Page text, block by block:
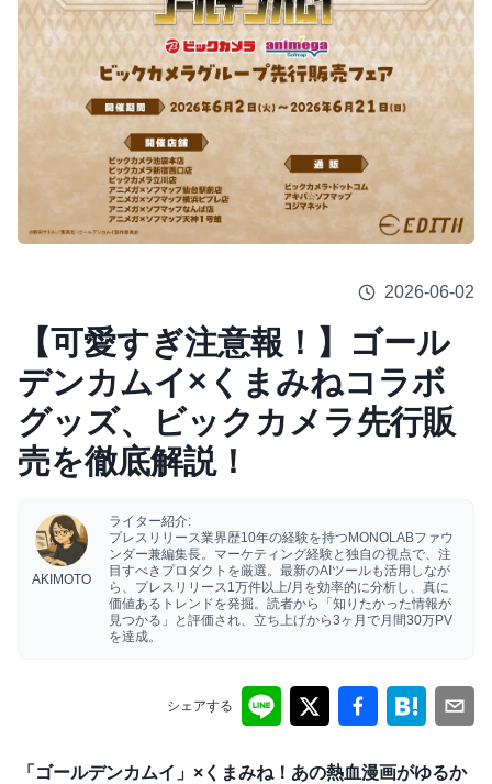
2026-06-02
【可愛すぎ注意報！】ゴール
デンカムイ×くまみねコラボ
グッズ、ビックカメラ先行販
売を徹底解説！
AKIMOTO
ライター紹介:
プレスリリース業界歴10年の経験を持つMONOLABファウ
ンダー兼編集長。マーケティング経験と独自の視点で、注
目すべきプロダクトを厳選。最新のAIツールも活用しなが
ら、プレスリリース1万件以上/月を効率的に分析し、真に
価値あるトレンドを発掘。読者から「知りたかった情報が
見つかる」と評価され、立ち上げから3ヶ月で月間30万PV
を達成。
シェアする
「ゴールデンカムイ」×くまみね！あの熱血漫画がゆるか